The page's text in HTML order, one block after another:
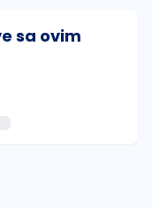
sa ovim